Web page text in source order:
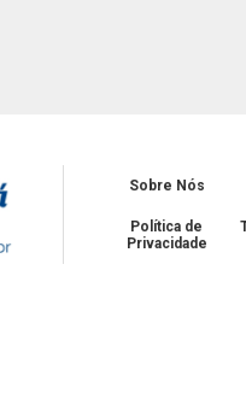
Sobre Nós
Política de
Privacidade